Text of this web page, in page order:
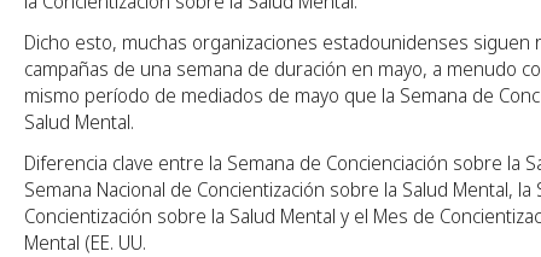
Dicho esto, muchas organizaciones estadounidenses siguen
campañas de una semana de duración en mayo, a menudo
mismo período de mediados de mayo que la Semana de
Salud Mental.
Diferencia clave entre la Semana de Concienciación sobre la
Semana Nacional de Concientización sobre la Salud Mental, la
Concientización sobre la Salud Mental y el Mes de
Mental (EE. UU.